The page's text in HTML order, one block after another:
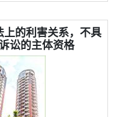
上的利害关系，不具
讼的主体资格